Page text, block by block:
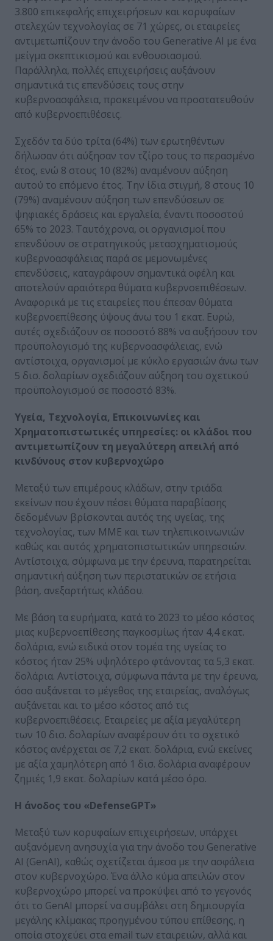
3.800 επικεφαλής επιχειρήσεων και κορυφαίων
στελεχών τεχνολογίας σε 71 χώρες, οι εταιρείες
αντιμετωπίζουν την άνοδο του Generative AI με ένα
μείγμα σκεπτικισμού και ενθουσιασμού.
Παράλληλα, πολλές επιχειρήσεις αυξάνουν
σημαντικά τις επενδύσεις τους στην
κυβερνοασφάλεια, προκειμένου να προστατευθούν
από κυβερνοεπιθέσεις.
Σχεδόν τα δύο τρίτα (64%) των ερωτηθέντων
δήλωσαν ότι αύξησαν τον τζίρο τους το περασμένο
έτος, ενώ 8 στους 10 (82%) αναμένουν αύξηση
αυτού το επόμενο έτος. Την ίδια στιγμή, 8 στους 10
(79%) αναμένουν αύξηση των επενδύσεων σε
ψηφιακές δράσεις και εργαλεία, έναντι ποσοστού
65% το 2023. Ταυτόχρονα, οι οργανισμοί που
επενδύουν σε στρατηγικούς μετασχηματισμούς
κυβερνοασφάλειας παρά σε μεμονωμένες
επενδύσεις, καταγράφουν σημαντικά οφέλη και
αποτελούν αραιότερα θύματα κυβερνοεπιθέσεων.
Αναφορικά με τις εταιρείες που έπεσαν θύματα
κυβερνοεπίθεσης ύψους άνω του 1 εκατ. Ευρώ,
αυτές σχεδιάζουν σε ποσοστό 88% να αυξήσουν τον
προϋπολογισμό της κυβερνοασφάλειας, ενώ
αντίστοιχα, οργανισμοί με κύκλο εργασιών άνω των
5 δισ. δολαρίων σχεδιάζουν αύξηση του σχετικού
προϋπολογισμού σε ποσοστό 83%.
Υγεία, Τεχνολογία, Επικοινωνίες και
Χρηματοπιστωτικές υπηρεσίες: οι κλάδοι που
αντιμετωπίζουν τη μεγαλύτερη απειλή από
κινδύνους στον κυβερνοχώρο
Μεταξύ των επιμέρους κλάδων, στην τριάδα
εκείνων που έχουν πέσει θύματα παραβίασης
δεδομένων βρίσκονται αυτός της υγείας, της
τεχνολογίας, των ΜΜΕ και των τηλεπικοινωνιών
καθώς και αυτός χρηματοπιστωτικών υπηρεσιών.
Αντίστοιχα, σύμφωνα με την έρευνα, παρατηρείται
σημαντική αύξηση των περιστατικών σε ετήσια
βάση, ανεξαρτήτως κλάδου.
Με βάση τα ευρήματα, κατά το 2023 το μέσο κόστος
μιας κυβερνοεπίθεσης παγκοσμίως ήταν 4,4 εκατ.
δολάρια, ενώ ειδικά στον τομέα της υγείας το
κόστος ήταν 25% υψηλότερο φτάνοντας τα 5,3 εκατ.
δολάρια. Αντίστοιχα, σύμφωνα πάντα με την έρευνα,
όσο αυξάνεται το μέγεθος της εταιρείας, αναλόγως
αυξάνεται και το μέσο κόστος από τις
κυβερνοεπιθέσεις. Εταιρείες με αξία μεγαλύτερη
των 10 δισ. δολαρίων αναφέρουν ότι το σχετικό
κόστος ανέρχεται σε 7,2 εκατ. δολάρια, ενώ εκείνες
με αξία χαμηλότερη από 1 δισ. δολάρια αναφέρουν
ζημιές 1,9 εκατ. δολαρίων κατά μέσο όρο.
Η άνοδος του «DefenseGPT»
Μεταξύ των κορυφαίων επιχειρήσεων, υπάρχει
αυξανόμενη ανησυχία για την άνοδο του Generative
AI (GenAI), καθώς σχετίζεται άμεσα με την ασφάλεια
στον κυβερνοχώρο. Ένα άλλο κύμα απειλών στον
κυβερνοχώρο μπορεί να προκύψει από το γεγονός
ότι το GenAI μπορεί να συμβάλει στη δημιουργία
μεγάλης κλίμακας προηγμένου τύπου επίθεσης, η
οποία στοχεύει στα email των εταιρειών, αλλά και